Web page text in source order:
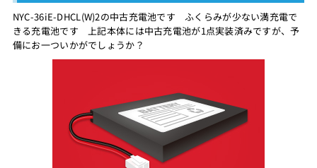
NYC-36iE-DHCL(W)2の中古充電池です ふくらみが少ない満充電で
きる充電池です 上記本体には中古充電池が1点実装済みですが、予
備にお一ついかがでしょうか？